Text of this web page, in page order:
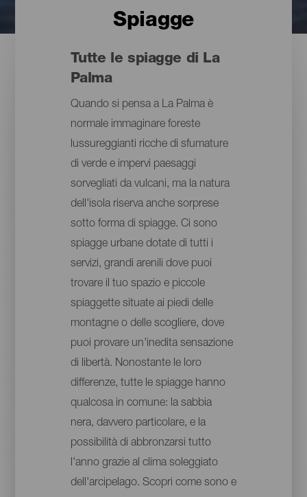
Spiagge
Tutte le spiagge di La
Palma
Quando si pensa a La Palma è
normale immaginare foreste
lussureggianti ricche di sfumature
di verde e impervi paesaggi
sorvegliati da vulcani, ma la natura
dell'isola riserva anche sorprese
sotto forma di spiagge. Ci sono
spiagge urbane dotate di tutti i
servizi, grandi arenili dove puoi
trovare il tuo spazio e piccole
spiaggette situate ai piedi delle
montagne o delle scogliere, dove
puoi provare un'inedita sensazione
di libertà. Nonostante le loro
differenze, tutte le spiagge hanno
qualcosa in comune: la sabbia
nera, davvero particolare, e la
possibilità di abbronzarsi tutto
l'anno grazie al clima soleggiato
dell'arcipelago. Scopri come sono e